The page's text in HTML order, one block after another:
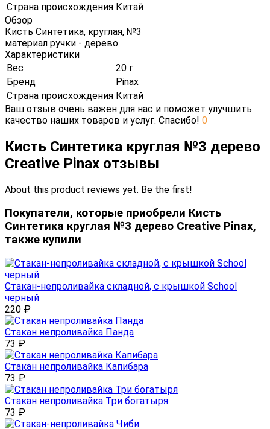
Страна происхождения Китай
Обзор
Кисть Синтетика, круглая, №3
материал ручки - дерево
Характеристики
Вес
20 г
Бренд
Pinax
Страна происхождения Китай
Ваш отзыв очень важен для нас и поможет улучшить
качество наших товаров и услуг. Спасибо! 0
Кисть Синтетика круглая №3 дерево
Creative Pinax отзывы
About this product reviews yet. Be the first!
Покупатели, которые приобрели Кисть
Синтетика круглая №3 дерево Creative Pinax,
также купили
Стакан-непроливайка складной, с крышкой School
черный
220 ₽
Стакан непроливайка Панда
73 ₽
Стакан непроливайка Капибара
73 ₽
Стакан непроливайка Три богатыря
73 ₽